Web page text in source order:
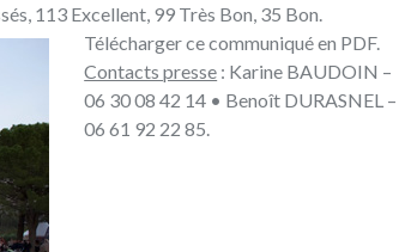
113 Excellent, 99 Très Bon, 35 Bon.
Télécharger cecommuniqué en PDF.
Contacts presse : Karine BAUDOIN –
06 30 08 42 14 • Benoît DURASNEL –
06 61 92 22 85.